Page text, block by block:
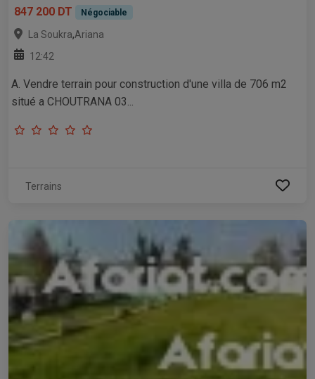
847 200 DT
Négociable
La Soukra,Ariana
12:42
A. Vendre terrain pour construction d'une villa de 706 m2
situé a CHOUTRANA 03...
Terrains